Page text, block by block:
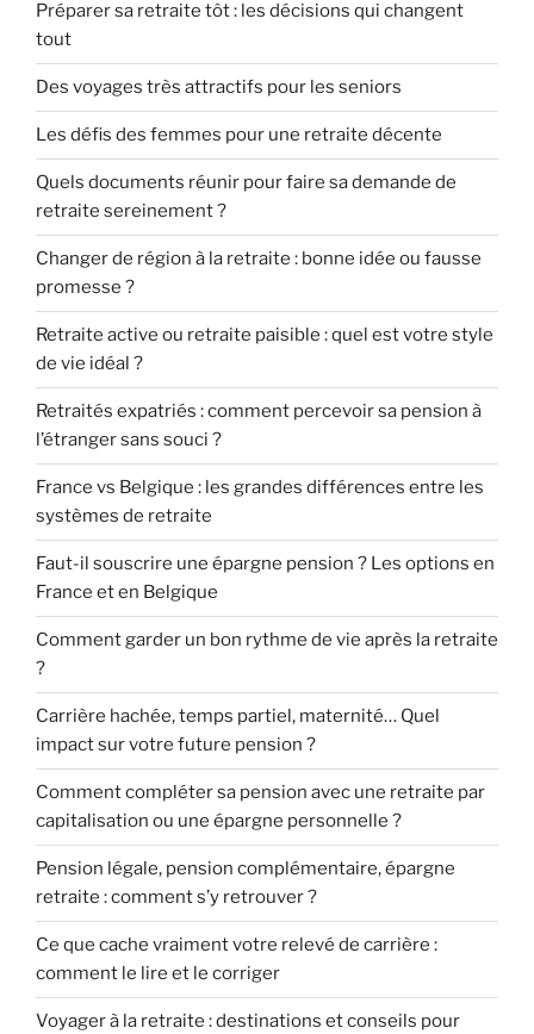
Préparer sa retraite tôt : les décisions qui changent
tout
Des voyages très attractifs pour les seniors
Les défis des femmes pour une retraite décente
Quels documents réunir pour faire sa demande de
retraite sereinement ?
Changer de région à la retraite : bonne idée ou fausse
promesse ?
Retraite active ou retraite paisible : quel est votre style
de vie idéal ?
Retraités expatriés : comment percevoir sa pension à
l’étranger sans souci ?
France vs Belgique : les grandes différences entre les
systèmes de retraite
Faut-il souscrire une épargne pension ? Les options en
France et en Belgique
Comment garder un bon rythme de vie après la retraite
?
Carrière hachée, temps partiel, maternité… Quel
impact sur votre future pension ?
Comment compléter sa pension avec une retraite par
capitalisation ou une épargne personnelle ?
Pension légale, pension complémentaire, épargne
retraite : comment s’y retrouver ?
Ce que cache vraiment votre relevé de carrière :
comment le lire et le corriger
Voyager à la retraite : destinations et conseils pour